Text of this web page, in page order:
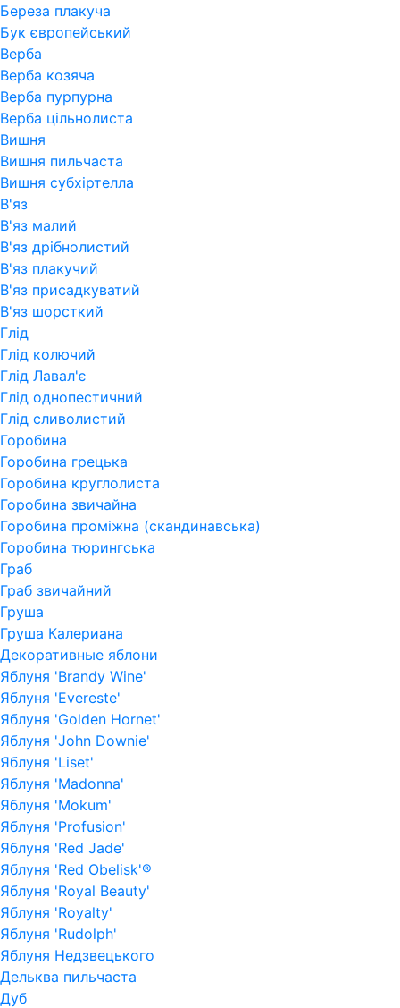
Береза плакуча
Бук європейський
Верба
Верба козяча
Верба пурпурна
Верба цільнолиста
Вишня
Вишня пильчаста
Вишня субхіртелла
В'яз
В'яз малий
В'яз дрібнолистий
В'яз плакучий
В'яз присадкуватий
В'яз шорсткий
Глід
Глід колючий
Глід Лавал'є
Глід однопестичний
Глід сливолистий
Горобина
Горобина грецька
Горобина круглолиста
Горобина звичайна
Горобина проміжна (скандинавська)
Горобина тюрингська
Граб
Граб звичайний
Груша
Груша Калериана
Декоративные яблони
Яблуня 'Brandy Wine'
Яблуня 'Evereste'
Яблуня 'Golden Hornet'
Яблуня 'John Downie'
Яблуня 'Liset'
Яблуня 'Madonna'
Яблуня 'Mokum'
Яблуня 'Profusion'
Яблуня 'Red Jade'
Яблуня 'Red Obelisk'®
Яблуня 'Royal Beauty'
Яблуня 'Royalty'
Яблуня 'Rudolph'
Яблуня Недзвецького
Дельква пильчаста
Дуб